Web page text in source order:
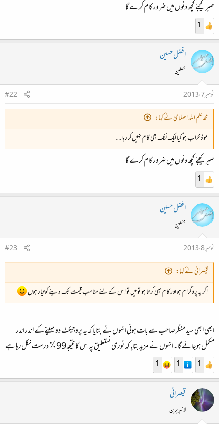
صبر کیجئے کچھ دنوں میں ضرور کام کرے گا
1
افضل حسین
محفلین
نومبر 7، 2013
#22
محمدعلم اللہ اصلاحی نے کہا:
موڈ خراب ہو گیا ایک لنک بھی کام نہیں کر رہا ۔۔
صبر کیجئے کچھ دنوں میں ضرور کام کرے گا
1
افضل حسین
محفلین
نومبر 8، 2013
#23
قیصرانی نے کہا:
اگر یہ پروگرام ہو اور کام بھی کرتا ہو تو میں تو اس کے لئے مناسب قیمت تک دینے کو تیار ہوں
ابھی ابھی سید منظر صاحب سے بات ہوئی انہوں نے بتایا کہ یہ پروجیکٹ دو مہینے کے اندر اندر
مکمل ہوجائے گا ۔ انہوں نے مزید بتایا کہ نوری نستعلیق پہ اس کا نتیجہ 99٪ درست نکل رہا ہے
1
1
1
قیصرانی
لائبریرین